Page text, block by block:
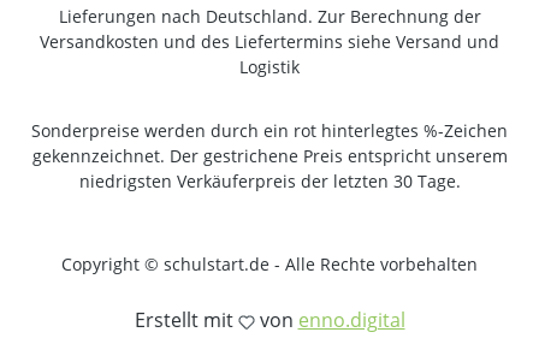
Lieferungen nach Deutschland. Zur Berechnung der
Versandkosten und des Liefertermins siehe Versand und
Logistik
Sonderpreise werden durch ein rot hinterlegtes %-Zeichen
gekennzeichnet. Der gestrichene Preis entspricht unserem
niedrigsten Verkäuferpreis der letzten 30 Tage.
Copyright © schulstart.de - Alle Rechte vorbehalten
Erstellt mit von enno.digital